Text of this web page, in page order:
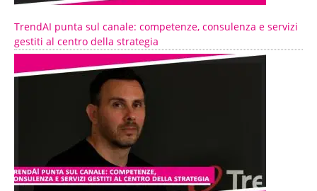
TrendAI punta sul canale: competenze, consulenza e servizi
gestiti al centro della strategia